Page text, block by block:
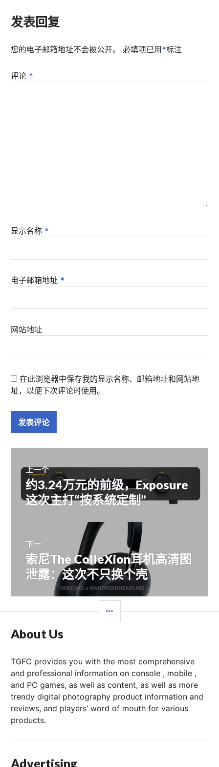
发表回复
您的电子邮箱地址不会被公开。 必填项已用 *标注
评论 *
显示名称 *
电子邮箱地址 *
网站地址
在此浏览器中保存我的显示名称、邮箱地址和网站地
址，以便下次评论时使用。
文
章
航
上一个
上
篇
文
约3.24万元的前级，Exposure
这次主打“按系统定制”
下一
下
篇
文
索尼The ColleXion耳机高清图
泄露：这次不只换个壳
栏
About Us
TGFC provides you with the most comprehensive
and professional information on console , mobile ,
and PC games, as well as content, as well as more
trendy digital photography product information and
reviews, and players’ word of mouth for various
products.
Advertising